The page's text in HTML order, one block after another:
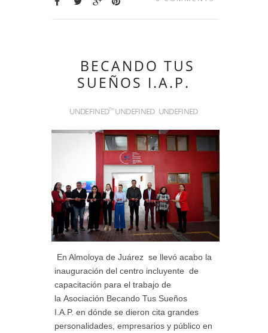
BECANDO TUS
SUEÑOS I.A.P.
UNDEFINEDTH UNDEFINED UNDEFINED
En Almoloya de Juárez se llevó acabo la
inauguración del centro incluyente de
capacitación para el trabajo de
la Asociación Becando Tus Sueños
I.A.P. en dónde se dieron cita grandes
personalidades, empresarios y público en